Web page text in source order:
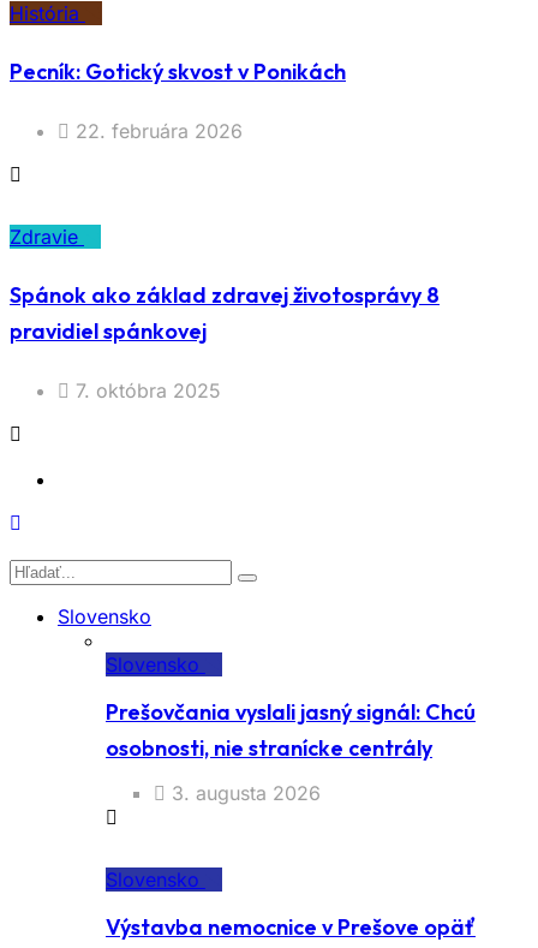
História
Pecník: Gotický skvost v Ponikách
22. februára 2026
Zdravie
Spánok ako základ zdravej životosprávy 8
pravidiel spánkovej
7. októbra 2025
Slovensko
Slovensko
Prešovčania vyslali jasný signál: Chcú
osobnosti, nie stranícke centrály
3. augusta 2026
Slovensko
Výstavba nemocnice v Prešove opäť